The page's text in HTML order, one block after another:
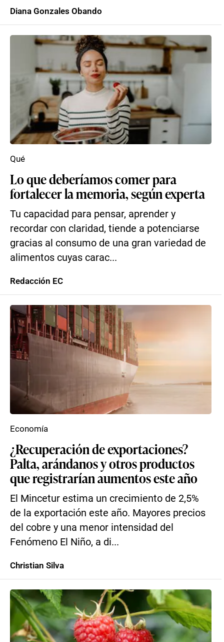
Diana Gonzales Obando
Lo que deberíamos comer para
fortalecer la memoria, según experta
Tu capacidad para pensar, aprender y
recordar con claridad, tiende a potenciarse
gracias al consumo de una gran variedad de
alimentos cuyas carac...
Qué
Redacción EC
¿Recuperación de exportaciones?
Palta, arándanos y otros productos
que registrarían aumentos este año
El Mincetur estima un crecimiento de 2,5%
de la exportación este año. Mayores precios
del cobre y una menor intensidad del
Fenómeno El Niño, a di...
Economía
Christian Silva